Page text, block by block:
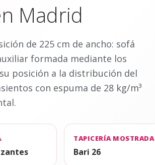
Madrid
de 225 cm de ancho: sofá
formada mediante los
posición a la distribución del
con espuma de 28 kg/m³
TAPICERÍA MOSTRADA
Bari 26